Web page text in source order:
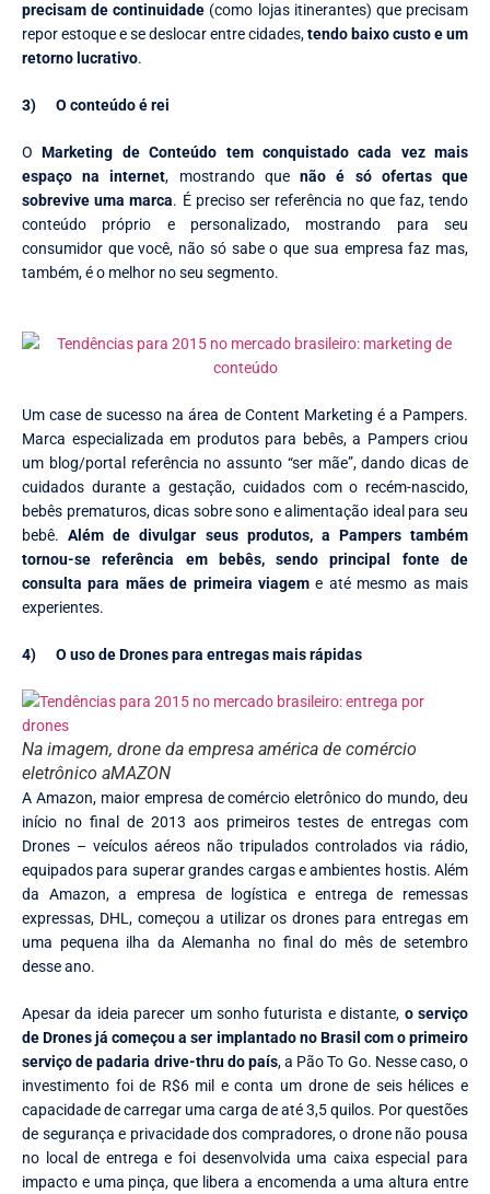
precisam de continuidade (como lojas itinerantes) que precisam
repor estoque e se deslocar entre cidades,tendo baixo custo e um
retorno lucrativo.
3) O conteúdo é rei
OMarketing de Conteúdo tem conquistado cada vez mais
espaço na internet, mostrando quenão é só ofertas que
sobrevive uma marca. É preciso ser referência no que faz, tendo
conteúdo próprio e personalizado, mostrando para seu
consumidor que você, não só sabe o que sua empresa faz mas,
também, é o melhor no seu segmento.
Um case de sucesso na área de Content Marketing é a Pampers.
Marca especializada em produtos para bebês, a Pampers criou
um blog/portal referência no assunto “ser mãe”, dando dicas de
cuidados durante a gestação, cuidados com o recém-nascido,
bebês prematuros, dicas sobre sono e alimentação ideal para seu
bebê.Além de divulgar seus produtos, a Pampers também
tornou-se referência em bebês, sendo principal fonte de
consulta para mães de primeira viagem e até mesmo as mais
experientes.
4) O uso de Drones para entregas mais rápidas
Na imagem, drone da empresa américa de comércio
eletrônico aMAZON
A Amazon, maior empresa de comércio eletrônico do mundo, deu
início no final de 2013 aos primeiros testes de entregas com
Drones – veículos aéreos não tripulados controlados via rádio,
equipados para superar grandes cargas e ambientes hostis. Além
da Amazon, a empresa de logística e entrega de remessas
expressas, DHL, começou a utilizar os drones para entregas em
uma pequena ilha da Alemanha no final do mês de setembro
desse ano.
Apesar da ideia parecer um sonho futurista e distante, o serviço
de Drones já começou a ser implantado no Brasil com o primeiro
serviço de padaria drive-thru do país, a Pão To Go. Nesse caso, o
investimento foi de R$6 mil e conta um drone de seis hélices e
capacidade de carregar uma carga de até 3,5 quilos. Por questões
de segurança e privacidade dos compradores, o drone não pousa
no local de entrega e foi desenvolvida uma caixa especial para
impacto e uma pinça, que libera a encomenda a uma altura entre